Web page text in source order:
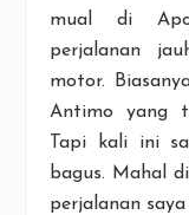
mual di
perjalanan
motor.
Antimo yang
Tapi kali ini
bagus. Mahal
perjalanan